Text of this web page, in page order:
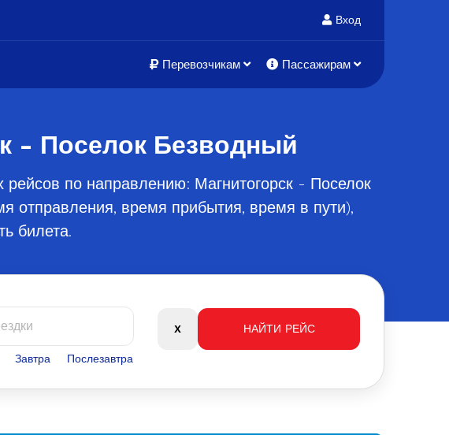
Вход
Перевозчикам Пассажирам
- Поселок Безводный
по направлению: Магнитогорск - Поселок
отправления, время прибытия, время в пути),
билета.
Завтра Послезавтра